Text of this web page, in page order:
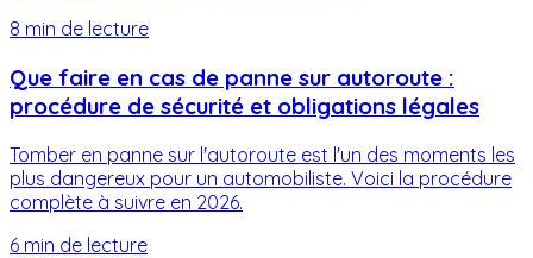
8 min de lecture
Que faire en cas de panne sur autoroute :
procédure de sécurité et obligations légales
Tomber en panne sur l'autoroute est l'un des moments les
plus dangereux pour un automobiliste. Voici la procédure
complète à suivre en 2026.
6 min de lecture